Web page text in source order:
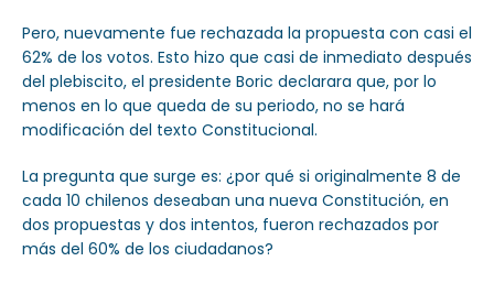
Pero, nuevamente fue rechazada la propuesta con casi el
62% de los votos. Esto hizo que casi de inmediato después
del plebiscito, el presidente Boric declarara que, por lo
menos en lo que queda de su periodo, no se hará
modificación del texto Constitucional.
La pregunta que surge es: ¿por qué si originalmente 8 de
cada 10 chilenos deseaban una nueva Constitución, en
dos propuestas y dos intentos, fueron rechazados por
más del 60% de los ciudadanos?